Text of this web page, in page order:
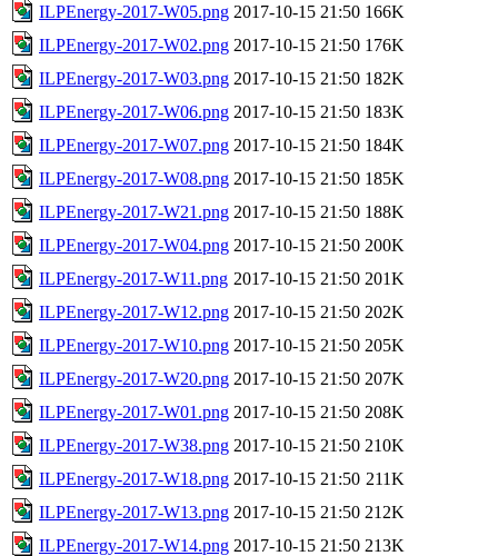
ILPEnergy-2017-W05.png 2017-10-15 21:50 166K
ILPEnergy-2017-W02.png 2017-10-15 21:50 176K
ILPEnergy-2017-W03.png 2017-10-15 21:50 182K
ILPEnergy-2017-W06.png 2017-10-15 21:50 183K
ILPEnergy-2017-W07.png 2017-10-15 21:50 184K
ILPEnergy-2017-W08.png 2017-10-15 21:50 185K
ILPEnergy-2017-W21.png 2017-10-15 21:50 188K
ILPEnergy-2017-W04.png 2017-10-15 21:50 200K
ILPEnergy-2017-W11.png 2017-10-15 21:50 201K
ILPEnergy-2017-W12.png 2017-10-15 21:50 202K
ILPEnergy-2017-W10.png 2017-10-15 21:50 205K
ILPEnergy-2017-W20.png 2017-10-15 21:50 207K
ILPEnergy-2017-W01.png 2017-10-15 21:50 208K
ILPEnergy-2017-W38.png 2017-10-15 21:50 210K
ILPEnergy-2017-W18.png 2017-10-15 21:50 211K
ILPEnergy-2017-W13.png 2017-10-15 21:50 212K
ILPEnergy-2017-W14.png 2017-10-15 21:50 213K